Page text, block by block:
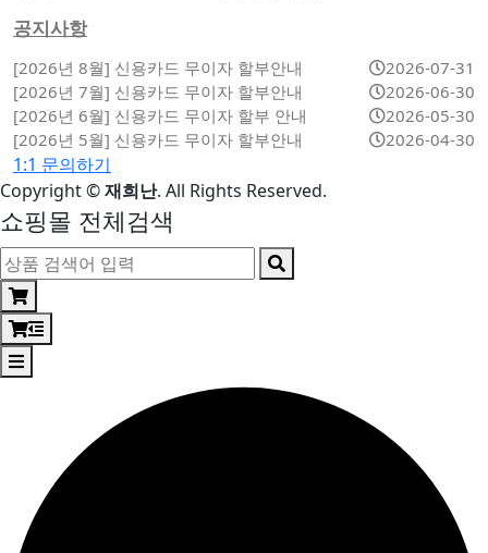
공지사항
[2026년 8월] 신용카드 무이자 할부안내
2026-07-31
[2026년 7월] 신용카드 무이자 할부안내
2026-06-30
[2026년 6월] 신용카드 무이자 할부 안내
2026-05-30
[2026년 5월] 신용카드 무이자 할부안내
2026-04-30
1:1 문의하기
Copyright©재희난. All Rights Reserved.
쇼핑몰 전체검색